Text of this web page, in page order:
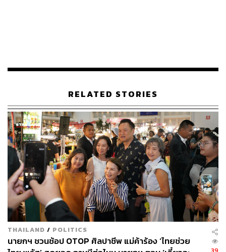
มาทั้งนโยบายปลดล็อกกัญชา รวมถึงนโยบายใหม่ๆ ที่นำ
เสนอก็โดนใจประชาชนและสัมผัสได้ พรรคต่างๆ ถ้าเปรียบ
กับพรรคภูมิใจไทยก็จะเห็นความแตกต่างอย่างชัดเจน”
เอกราชระบุ
เมื่อผู้สื่อข่าวถามว่า ในฐานะที่ดูแลพื้นที่จังหวัดขอนแก่น จะ
สามารถสู้กับแลนด์สไลด์ได้ใช่หรือไม่ เอกราชกล่าวว่า ตนไม่
ห่วงและไม่รู้สึกอะไรกับเรื่องแลนด์สไลด์ และเราจะไม่ไป
โจมตีใคร เพราะเราเชื่อมั่นและมั่นใจ เพราะลงพื้นที่ทำงาน
การเมือง ทำการบ้านอย่างสม่ำเสมอ โดยเฉพาะเขต 2 ซึ่ง
ลูกชายตนลงในเขตนี้ ตั้งแต่เป็น ส.ส. มาไม่เคยหยุดเลย จนตน
ต้องเบรกให้เบาๆ หน่อย เพราะการลงพื้นที่มันมีค่าใช้จ่าย
RELATED STORIES
THAILAND / POLITICS
นายกฯ ชวนช้อป OTOP ศิลปาชีพ แม่ค้าร้อง ‘ไทยช่วย